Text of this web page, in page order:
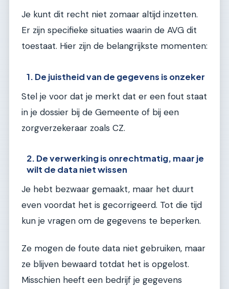
Je kunt dit recht niet zomaar altijd inzetten.
Er zijn specifieke situaties waarin de AVG dit
toestaat. Hier zijn de belangrijkste momenten:
1. De juistheid van de gegevens is onzeker
Stel je voor dat je merkt dat er een fout staat
in je dossier bij de Gemeente of bij een
zorgverzekeraar zoals CZ.
2. De verwerking is onrechtmatig, maar je
wilt de data niet wissen
Je hebt bezwaar gemaakt, maar het duurt
even voordat het is gecorrigeerd. Tot die tijd
kun je vragen om de gegevens te beperken.
Ze mogen de foute data niet gebruiken, maar
ze blijven bewaard totdat het is opgelost.
Misschien heeft een bedrijf je gegevens